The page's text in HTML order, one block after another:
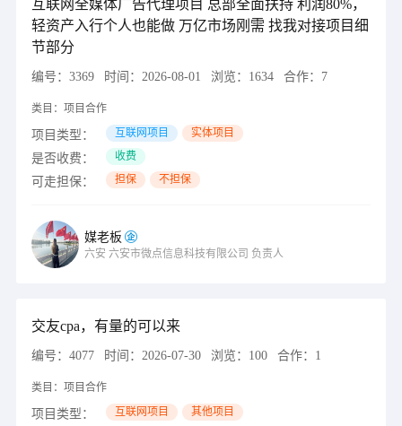
互联网全媒体广告代理项目 总部全面扶持 利润80%，
轻资产入行个人也能做 万亿市场刚需 找我对接项目细
节部分
编号： 3369 时间： 2026-08-01 浏览： 1634 合作： 7
类目： 项目合作
项目类型： 互联网项目 实体项目
是否收费： 收费
可走担保： 担保 不担保
媒老板
六安 六安市微点信息科技有限公司 负责人
交友cpa，有量的可以来
编号： 4077 时间： 2026-07-30 浏览： 100 合作： 1
类目： 项目合作
项目类型： 互联网项目 其他项目